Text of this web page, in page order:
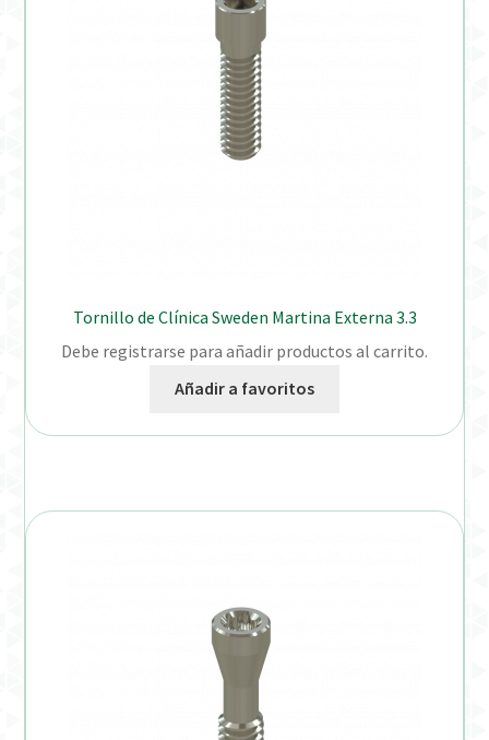
Tornillo de Clínica Sweden Martina Externa 3.3
Debe registrarse para añadir productos al carrito.
Añadir a favoritos